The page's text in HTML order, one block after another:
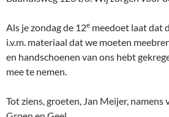
Als je zondag de 12e meedoet laat dat
i.v.m. materiaal dat we moeten
en handschoenen van ons hebt
mee te nemen.
Tot ziens, groeten, Jan Meijer,